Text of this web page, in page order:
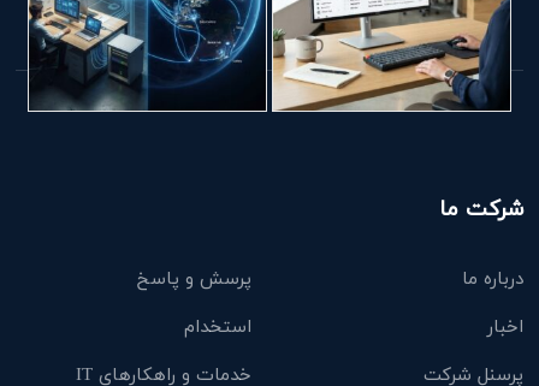
شرکت ما
درباره ما
پرسش و پاسخ
اخبار
استخدام
پرسنل شرکت
خدمات و راهکارهای IT